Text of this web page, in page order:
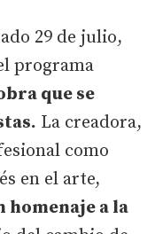
29 de julio,
programa
que se
La creadora,
como
en el arte,
homenaje a la